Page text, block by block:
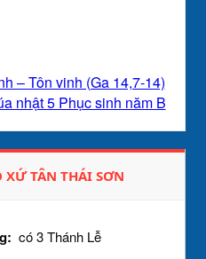
– Tôn vinh (Ga 14,7-14)
nhật 5 Phục sinh năm B
XỨ TÂN THÁI SƠN
có 3 Thánh Lễ